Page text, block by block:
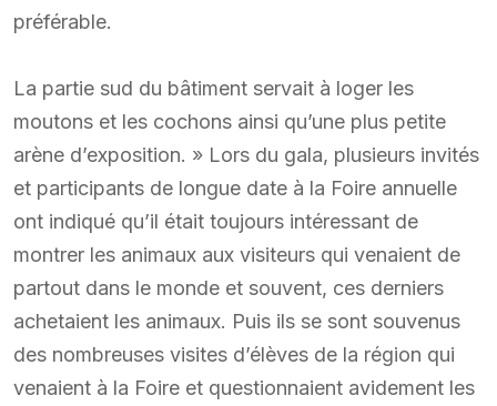
préférable.
La partie sud du bâtiment servait à loger les
moutons et les cochons ainsi qu’une plus petite
arène d’exposition. » Lors du gala, plusieurs invités
et participants de longue date à la Foire annuelle
ont indiqué qu’il était toujours intéressant de
montrer les animaux aux visiteurs qui venaient de
partout dans le monde et souvent, ces derniers
achetaient les animaux. Puis ils se sont souvenus
des nombreuses visites d’élèves de la région qui
venaient à la Foire et questionnaient avidement les